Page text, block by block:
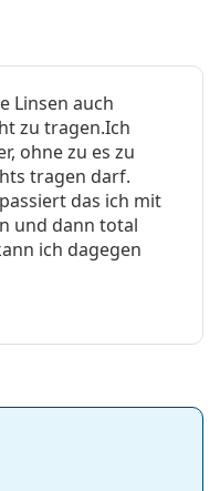
Linsen auch
zu tragen.Ich
ohne zu es zu
tragen darf.
das ich mit
und dann total
ich dagegen